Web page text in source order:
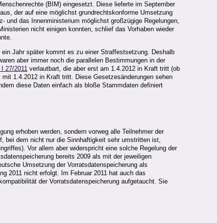
(BIM) eingesetzt. Diese lieferte im September
der auf eine möglichst grundrechtskonforme Umsetzung
und das Innenministerium möglichst großzügige Regelungen,
nicht einigen konnten, schlief das Vorhaben wieder
Jahr später kommt es zu einer Straffestsetzung. Deshalb
aber immer noch die parallelen Bestimmungen in der
I 27/2011 verlautbart, die aber erst am 1.4.2012 in Kraft tritt (ob
1.4.2012 in Kraft tritt. Diese Gesetzesänderungen sehen
diese Daten einfach als bloße Stammdaten definiert
erhoben werden, sondern vorweg alle Teilnehmer der
bei dem nicht nur die Sinnhaftigkeit sehr umstritten ist,
Vor allem aber widerspricht eine solche Regelung der
bereits 2009 als mit der jeweiligen
Umsetzung der Vorratsdatenspeicherung als
2011 nicht erfolgt. Im Februar 2011 hat auch das
der Vorratsdatenspeicherung aufgetaucht. Sie